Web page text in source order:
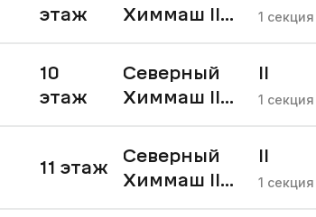
этаж
Химмаш II
1 секция
10
этаж
Северный
Химмаш II
II
1 секция
11 этаж
Северный
Химмаш II
II
1 секция